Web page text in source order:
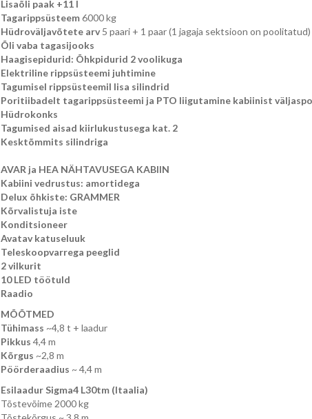
Lisaõli paak +11 l
Tagarippsüsteem6000 kg
Hüdroväljavõtete arv5 paari + 1 paar (1 jagaja sektsioon on poolitatud)
Õli vaba tagasijooks
Haagisepidurid: Õhkpidurid 2 voolikuga
Elektriline rippsüsteemi juhtimine
Tagumisel rippsüsteemil lisa silindrid
Poritiibadelt tagarippsüsteemi ja PTO liigutamine kabiinist
Hüdrokonks
Tagumised aisad kiirlukustusega kat. 2
Kesktõmmits silindriga
AVAR ja HEA NÄHTAVUSEGA KABIIN
Kabiini vedrustus: amortidega
Delux õhkiste: GRAMMER
Kõrvalistuja iste
Konditsioneer
Avatav katuseluuk
Teleskoopvarrega peeglid
2 vilkurit
10 LED töötuld
Raadio
MÕÕTMED
Tühimass ~4,8 t + laadur
Pikkus 4,4 m
Kõrgus ~2,8 m
Pöörderaadius ~ 4,4 m
Esilaadur Sigma4 L30tm (Itaalia)
Tõstevõime 2000 kg